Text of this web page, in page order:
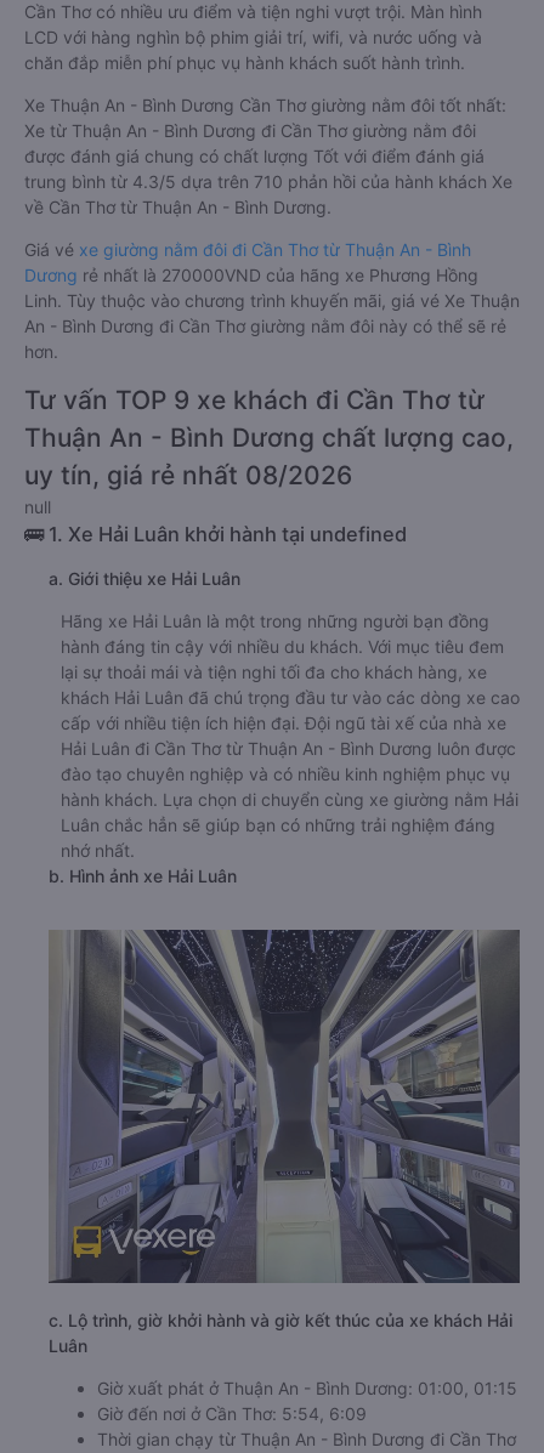
Cần Thơ có nhiều ưu điểm và tiện nghi vượt trội. Màn hình
LCD với hàng nghìn bộ phim giải trí, wifi, và nước uống và
chăn đắp miễn phí phục vụ hành khách suốt hành trình.
Xe Thuận An - Bình Dương Cần Thơ giường nằm đôi tốt nhất:
Xe từ Thuận An - Bình Dương đi Cần Thơ giường nằm đôi
được đánh giá chung có chất lượng Tốt với điểm đánh giá
trung bình từ 4.3/5 dựa trên 710 phản hồi của hành khách Xe
về Cần Thơ từ Thuận An - Bình Dương.
Giá vé xe giường nằm đôi đi Cần Thơ từ Thuận An - Bình
Dương rẻ nhất là 270000VND của hãng xe Phương Hồng
Linh. Tùy thuộc vào chương trình khuyến mãi, giá vé Xe Thuận
An - Bình Dương đi Cần Thơ giường nằm đôi này có thể sẽ rẻ
hơn.
Tư vấn TOP 9 xe khách đi Cần Thơ từ
Thuận An - Bình Dương chất lượng cao,
uy tín, giá rẻ nhất 08/2026
null
🚌 1. Xe Hải Luân khởi hành tại undefined
a. Giới thiệu xe Hải Luân
Hãng xe Hải Luân là một trong những người bạn đồng
hành đáng tin cậy với nhiều du khách. Với mục tiêu đem
lại sự thoải mái và tiện nghi tối đa cho khách hàng, xe
khách Hải Luân đã chú trọng đầu tư vào các dòng xe cao
cấp với nhiều tiện ích hiện đại. Đội ngũ tài xế của nhà xe
Hải Luân đi Cần Thơ từ Thuận An - Bình Dương luôn được
đào tạo chuyên nghiệp và có nhiều kinh nghiệm phục vụ
hành khách. Lựa chọn di chuyển cùng xe giường nằm Hải
Luân chắc hẳn sẽ giúp bạn có những trải nghiệm đáng
nhớ nhất.
b. Hình ảnh xe Hải Luân
c. Lộ trình, giờ khởi hành và giờ kết thúc của xe khách Hải
Luân
Giờ xuất phát ở Thuận An - Bình Dương: 01:00, 01:15
Giờ đến nơi ở Cần Thơ: 5:54, 6:09
Thời gian chạy từ Thuận An - Bình Dương đi Cần Thơ